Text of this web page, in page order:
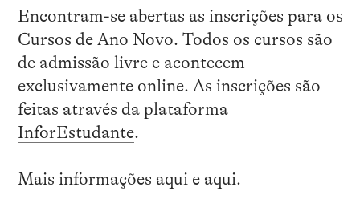
Encontram-se abertas as inscrições para os
Cursos de Ano Novo. Todos os cursos são
de admissão livre e acontecem
exclusivamente online. As inscrições são
feitas através da plataforma
InforEstudante.
Mais informações aqui e aqui.